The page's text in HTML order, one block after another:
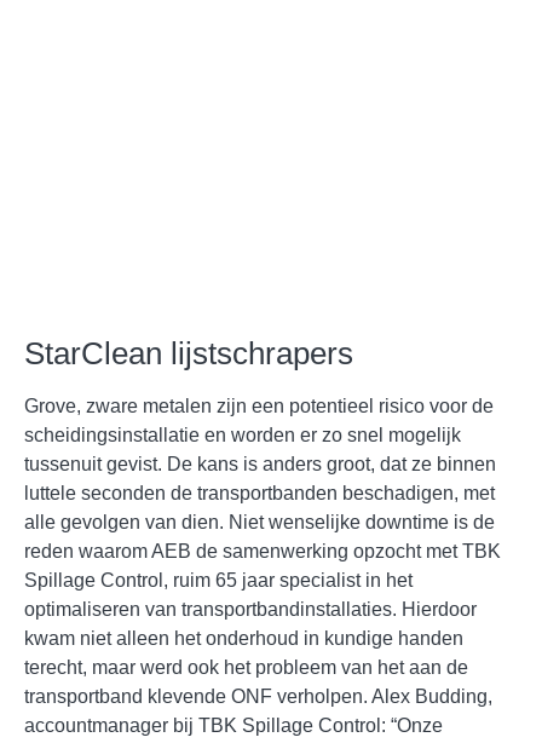
StarClean lijstschrapers
Grove, zware metalen zijn een potentieel risico voor de
scheidingsinstallatie en worden er zo snel mogelijk
tussenuit gevist. De kans is anders groot, dat ze binnen
luttele seconden de transportbanden beschadigen, met
alle gevolgen van dien. Niet wenselijke downtime is de
reden waarom AEB de samenwerking opzocht met TBK
Spillage Control, ruim 65 jaar specialist in het
optimaliseren van transportbandinstallaties. Hierdoor
kwam niet alleen het onderhoud in kundige handen
terecht, maar werd ook het probleem van het aan de
transportband klevende ONF verholpen. Alex Budding,
accountmanager bij TBK Spillage Control: “Onze